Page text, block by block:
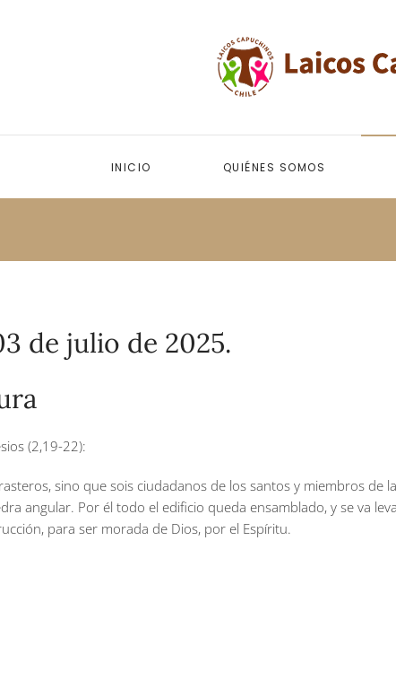
INICIO QUIÉNES SOMOS
de julio de 2025.
(2,19-22):
sino que sois ciudadanos de los santos y miembros de
angular. Por él todo el edificio queda ensamblado, y se va
para ser morada de Dios, por el Espíritu.